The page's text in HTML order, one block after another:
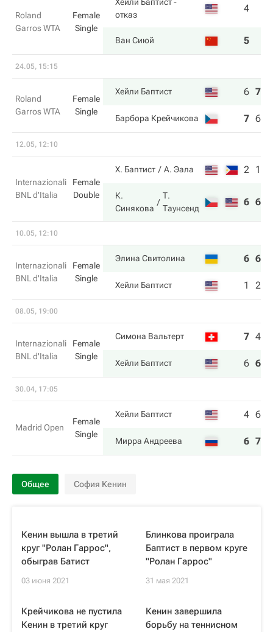
Roland
Garros WTA
Female
Single
отказ
4
Ван Сиюй 5
24.05, 15:15
Roland
Garros WTA
Female
Single
Хейли Баптист 6 7
Барбора Крейчикова 7 6
12.05, 12:10
Internazionali
BNL d'Italia
Female
Double
Х. Баптист А. Эала 2 1
К.
Синякова
Т.
Таунсенд
6 6
10.05, 12:10
Internazionali
BNL d'Italia
Female
Single
Элина Свитолина 6 6
Хейли Баптист 1 2
08.05, 19:00
Internazionali
BNL d'Italia
Female
Single
Симона Вальтерт 7 4
Хейли Баптист 6 6
30.04, 17:05
Madrid Open
Female
Single
Хейли Баптист 4 6
Мирра Андреева 6 7
Общее София Кенин
Кенин вышла в третий
круг "Ролан Гаррос",
обыграв Батист
03 июня 2021
Блинкова проиграла
Баптист в первом круге
"Ролан Гаррос"
31 мая 2021
Крейчикова не пустила
Кенин в третий круг
Кенин завершила
борьбу на теннисном